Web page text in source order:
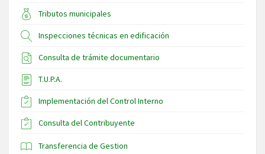
Tributos municipales
Inspecciones técnicas en edificación
Consulta de trámite documentario
T.U.P.A.
Implementación del Control Interno
Consulta del Contribuyente
Transferencia de Gestion